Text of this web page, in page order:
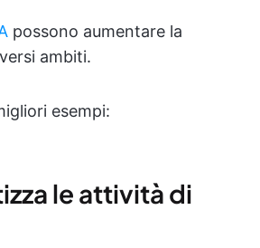
possono aumentare la
ambiti.
esempi:
le attività di